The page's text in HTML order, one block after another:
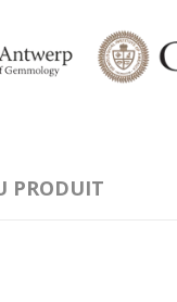
PRODUIT